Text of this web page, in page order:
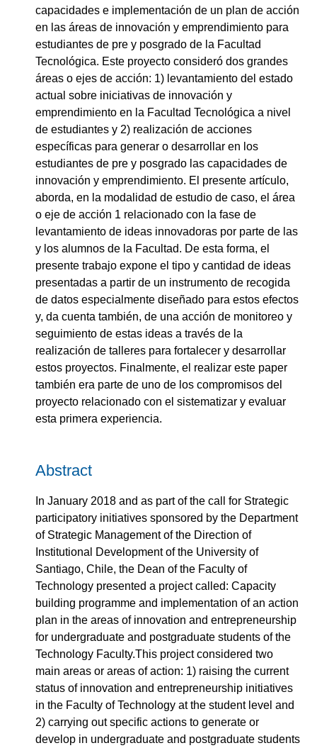
capacidades e implementación de un plan de acción
en las áreas de innovación y emprendimiento para
estudiantes de pre y posgrado de la Facultad
Tecnológica. Este proyecto consideró dos grandes
áreas o ejes de acción: 1) levantamiento del estado
actual sobre iniciativas de innovación y
emprendimiento en la Facultad Tecnológica a nivel
de estudiantes y 2) realización de acciones
específicas para generar o desarrollar en los
estudiantes de pre y posgrado las capacidades de
innovación y emprendimiento. El presente artículo,
aborda, en la modalidad de estudio de caso, el área
o eje de acción 1 relacionado con la fase de
levantamiento de ideas innovadoras por parte de las
y los alumnos de la Facultad. De esta forma, el
presente trabajo expone el tipo y cantidad de ideas
presentadas a partir de un instrumento de recogida
de datos especialmente diseñado para estos efectos
y, da cuenta también, de una acción de monitoreo y
seguimiento de estas ideas a través de la
realización de talleres para fortalecer y desarrollar
estos proyectos. Finalmente, el realizar este paper
también era parte de uno de los compromisos del
proyecto relacionado con el sistematizar y evaluar
esta primera experiencia.
Abstract
In January 2018 and as part of the call for Strategic
participatory initiatives sponsored by the Department
of Strategic Management of the Direction of
Institutional Development of the University of
Santiago, Chile, the Dean of the Faculty of
Technology presented a project called: Capacity
building programme and implementation of an action
plan in the areas of innovation and entrepreneurship
for undergraduate and postgraduate students of the
Technology Faculty.This project considered two
main areas or areas of action: 1) raising the current
status of innovation and entrepreneurship initiatives
in the Faculty of Technology at the student level and
2) carrying out specific actions to generate or
develop in undergraduate and postgraduate students